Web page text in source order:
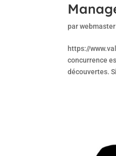
parwebmaster
https://
concurrence
découvertes.